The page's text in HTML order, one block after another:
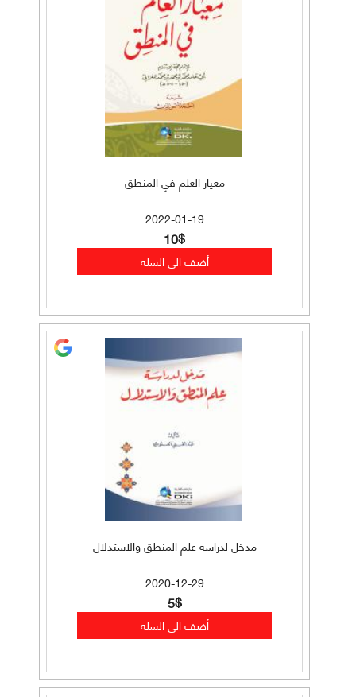
معيار العلم في المنطق
2022-01-19
10$
مدخل لدراسة علم المنطق والاستدلال
2020-12-29
5$